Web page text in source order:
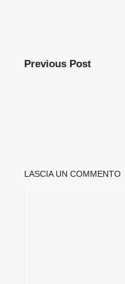
Previous Post
LASCIA UN COMMENTO